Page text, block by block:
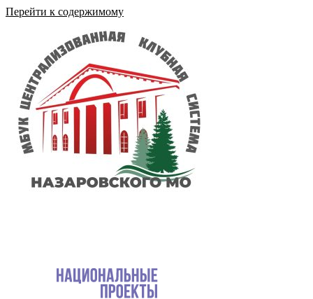
Перейти к содержимому